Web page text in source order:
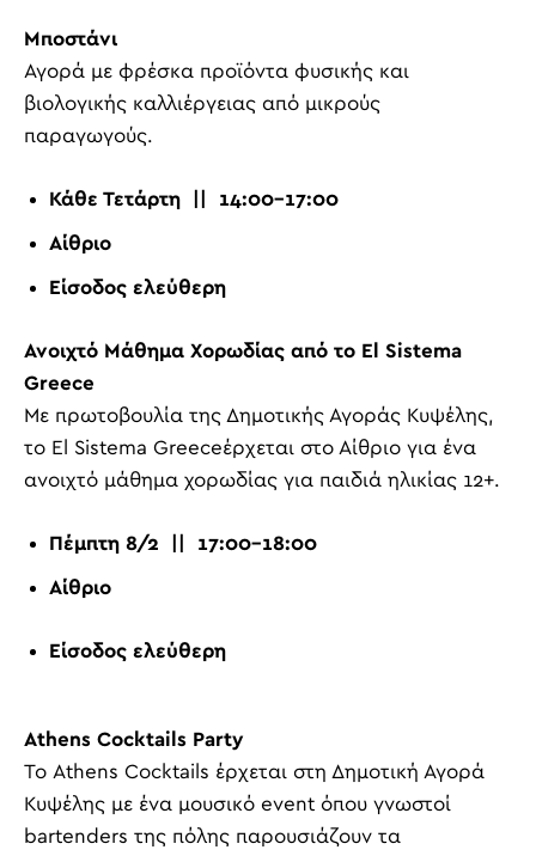
Μποστάνι
Αγορά με φρέσκα προϊόντα φυσικής και
βιολογικής καλλιέργειας από μικρούς
παραγωγούς.
Κάθε Τετάρτη || 14:00-17:00
Αίθριο
Είσοδος ελεύθερη
Ανοιχτό Μάθημα Χορωδίας από το El
Sistema
Greece
Με πρωτοβουλία της Δημοτικής Αγοράς Κυψέλης,
το El Sistema Greeceέρχεται στο Αίθριο για ένα
ανοιχτό μάθημα χορωδίας για παιδιά ηλικίας 12+.
Πέμπτη 8/2 || 17:00-18:00
Αίθριο
Είσοδος ελεύθερη
Athens Cocktails Party
Το Athens Cocktails έρχεται στη Δημοτική Αγορά
Κυψέλης με ένα μουσικό event όπου γνωστοί
bartenders της πόλης παρουσιάζουν τα